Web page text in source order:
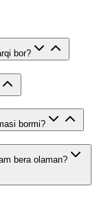
bor?
bormi?
bera olaman?